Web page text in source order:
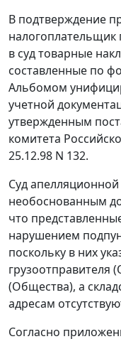
В подтверждение
налогоплательщик
в суд товарные
составленные по
Альбомом
учетной
утвержденным
комитета
25.12.98 N 132.
Суд
необоснованным
что
нарушением
поскольку в них
грузоотправителя
(Общества), а
адресам
Согласно